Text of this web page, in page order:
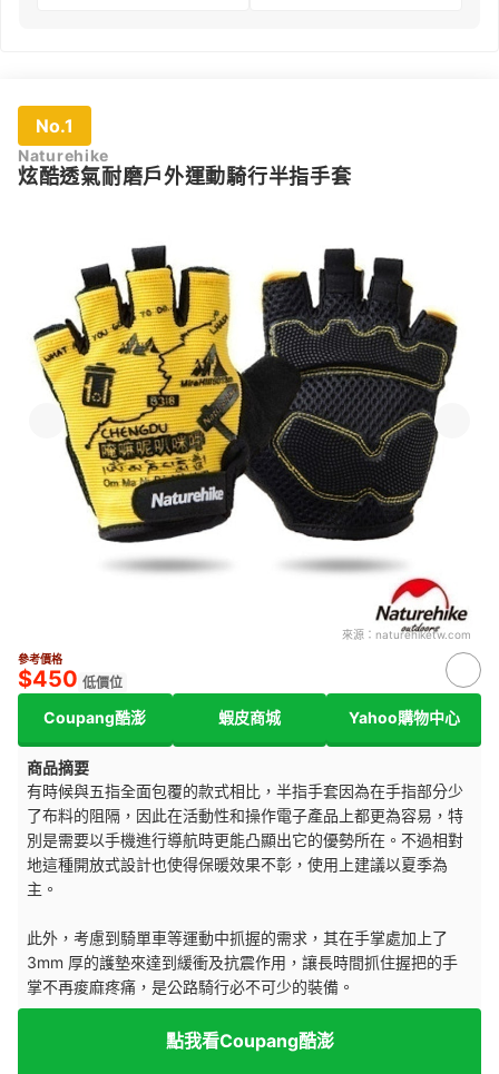
No.1
Naturehike
炫酷透氣耐磨戶外運動騎行半指手套
來源： naturehiketw.com
參考價格
$450 低價位
Coupang酷澎 蝦皮商城 Yahoo購物中心
商品摘要
有時候與五指全面包覆的款式相比，半指手套因為在手指部分少
了布料的阻隔，因此在活動性和操作電子產品上都更為容易，特
別是需要以手機進行導航時更能凸顯出它的優勢所在。不過相對
地這種開放式設計也使得保暖效果不彰，使用上建議以夏季為
主。
此外，考慮到騎單車等運動中抓握的需求，其在手掌處加上了
3mm 厚的護墊來達到緩衝及抗震作用，讓長時間抓住握把的手
掌不再痠麻疼痛，是公路騎行必不可少的裝備。
點我看Coupang酷澎